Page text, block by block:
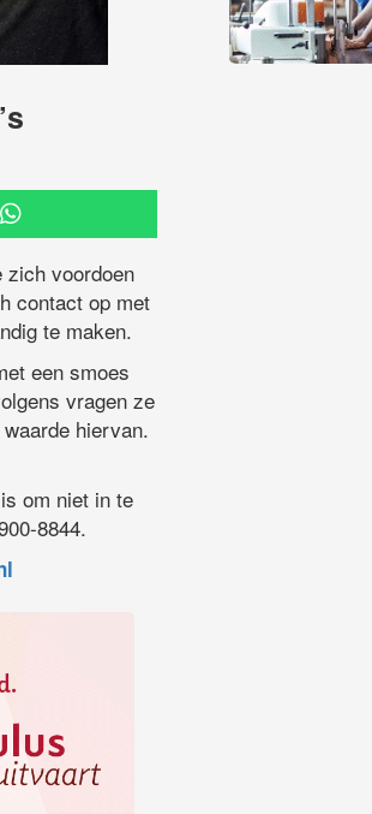
zich voordoen
contact op met
te maken.
een smoes
vragen ze
hiervan.
om niet in te
8844.